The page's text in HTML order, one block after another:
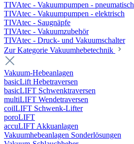
TIVAtec - Vakuumpumpen - pneumatisch
TIVAtec - Vakuumpumpen - elektrisch
TIVAtec - Saugnäpfe
TIVAtec - Vakuumzubehör
TIVAtec - Druck- und Vakuumschalter
Zur Kategorie Vakuumhebetechnik
Vakuum-Hebeanlagen
basicLift Hebetraversen
basicLIFT Schwenktraversen
multiLIFT Wendetraversen
coilLIFT Schwenk-Lifter
poroLIFT
accuLIFT Akkuanlagen
Vakuumhebeanlagen Sonderlösungen